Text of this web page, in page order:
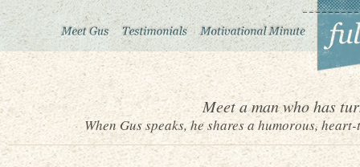
Meet a man who has
When Gus speaks, he shares a humorous,